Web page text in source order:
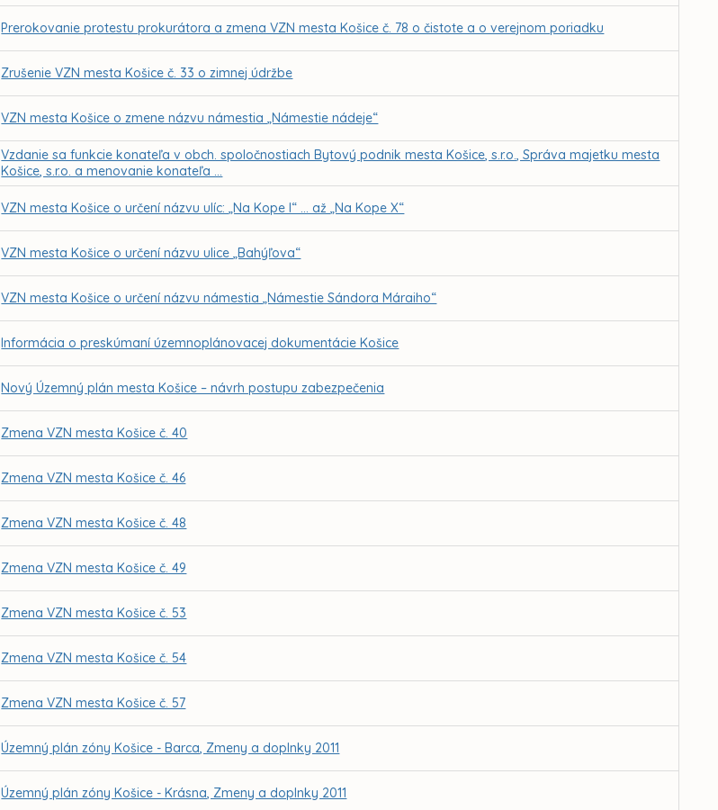
Prerokovanie protestu prokurátora a zmena VZN mesta Košice č. 78 o čistote a o verejnom poriadku
Zrušenie VZN mesta Košice č. 33 o zimnej údržbe
VZN mesta Košice o zmene názvu námestia „Námestie nádeje“
Vzdanie sa funkcie konateľa v obch. spoločnostiach Bytový podnik mesta Košice, s.r.o., Správa majetku mesta
Košice, s.r.o. a menovanie konateľa ...
VZN mesta Košice o určení názvu ulíc: „Na Kope I“ ... až „Na Kope X“
VZN mesta Košice o určení názvu ulice „Bahýľova“
VZN mesta Košice o určení názvu námestia „Námestie Sándora Máraiho“
Informácia o preskúmaní územnoplánovacej dokumentácie Košice
Nový Územný plán mesta Košice – návrh postupu zabezpečenia
Zmena VZN mesta Košice č. 40
Zmena VZN mesta Košice č. 46
Zmena VZN mesta Košice č. 48
Zmena VZN mesta Košice č. 49
Zmena VZN mesta Košice č. 53
Zmena VZN mesta Košice č. 54
Zmena VZN mesta Košice č. 57
Územný plán zóny Košice - Barca, Zmeny a doplnky 2011
Územný plán zóny Košice - Krásna, Zmeny a doplnky 2011